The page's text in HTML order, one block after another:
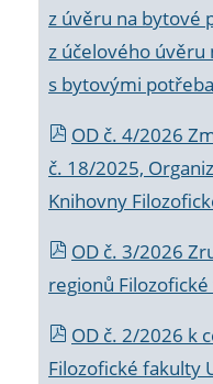
z úvěru na bytové
z účelového úvěru
s bytovými
OD č. 4/2026
č. 18/2025,
Knihovny
OD č. 3/2026
regionů
OD č. 2/2026 k
Filozofické fakulty